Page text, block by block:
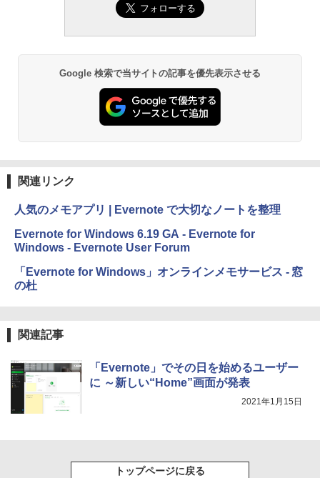
Kindle Paperwhite シグニチャーエディ
ション (32GB) 7インチディスプレイ、明
ブラック
Amazon Kindle Paperwhite (16GB) 7イ
ージ、防水、7インチカラーディスプレ
イ、色調調節ライト、最大8週間持続バッ
売)
レージ、ノート機能搭載、明るさ自動調
整、色調調節ライト、プレミアムペン付
き、グラファイト
Google 検索で当サイトの記事を優先表示させる
関連リンク
人気のメモアプリ | Evernote で大切なノートを整理
Evernote for Windows 6.19 GA - Evernote for
Windows - Evernote User Forum
「Evernote for Windows」オンラインメモサービス - 窓
の杜
関連記事
「Evernote」でその日を始めるユーザー
に ～新しい“Home”画面が発表
2021年1月15日
トップページに戻る